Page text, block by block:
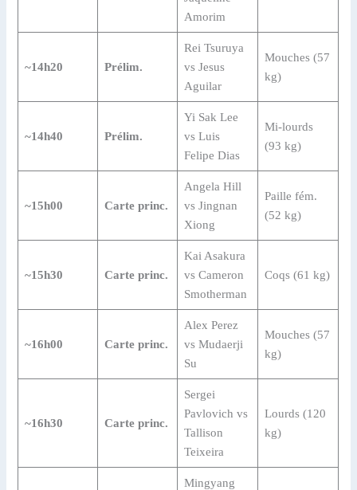
Amorim
~14h20 Prélim.
Rei Tsuruya
vs Jesus
Aguilar
Mouches (57
kg)
~14h40 Prélim.
Yi Sak Lee
vs Luis
Felipe Dias
Mi-lourds
(93 kg)
~15h00 Carte princ.
Angela Hill
vs Jingnan
Xiong
Paille fém.
(52 kg)
~15h30 Carte princ.
Kai Asakura
vs Cameron
Smotherman
Coqs (61 kg)
~16h00 Carte princ.
Alex Perez
vs Mudaerji
Su
Mouches (57
kg)
~16h30 Carte princ.
Sergei
Pavlovich vs
Tallison
Teixeira
Lourds (120
kg)
Mingyang